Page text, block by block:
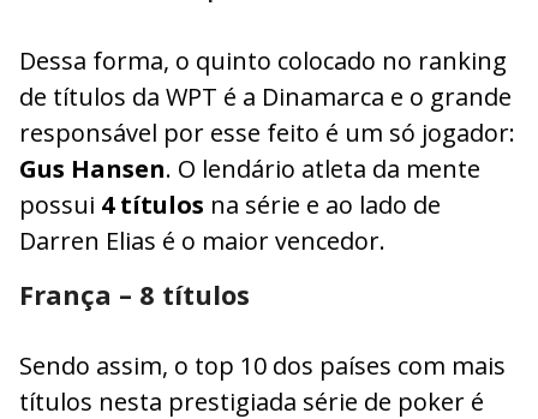
Dessa forma, o quinto colocado no ranking
de títulos da WPT é a Dinamarca e o grande
responsável por esse feito é um só jogador:
Gus Hansen. O lendário atleta da mente
possui 4 títulos na série e ao lado de
Darren Elias é o maior vencedor.
França – 8 títulos
Sendo assim, o top 10 dos países com mais
títulos nesta prestigiada série de poker é